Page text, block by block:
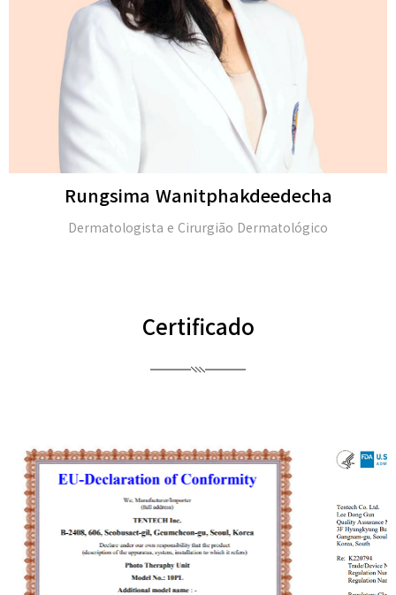
Michael H. Gold
M.D. e membro da Academia Americana de Dermatologia
Certificado